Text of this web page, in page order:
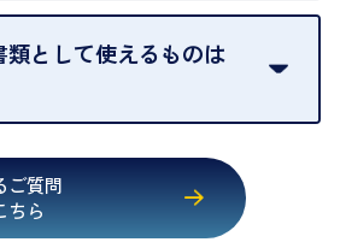
業法により、お客様のご本人確認を
付けられています。安心してお取引
も、ご協力をお願いいたします。
類として使えるものは
認書
カード
ご質問
ちら